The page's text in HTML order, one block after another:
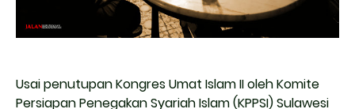
Usai penutupan Kongres Umat Islam II oleh Komite
Persiapan Penegakan Syariah Islam (KPPSI) Sulawesi